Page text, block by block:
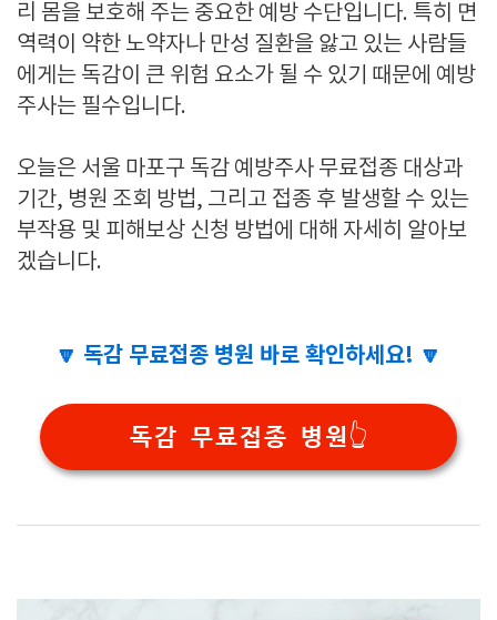
리 몸을 보호해 주는 중요한 예방 수단입니다. 특히 면
역력이 약한 노약자나 만성 질환을 앓고 있는 사람들
에게는 독감이 큰 위험 요소가 될 수 있기 때문에 예방
주사는 필수입니다.
오늘은 서울 마포구 독감 예방주사 무료접종 대상과
기간, 병원 조회 방법, 그리고 접종 후 발생할 수 있는
부작용 및 피해보상 신청 방법에 대해 자세히 알아보
겠습니다.
🔽 독감 무료접종 병원 바로 확인하세요! 🔽
독감 무료접종 병원👆